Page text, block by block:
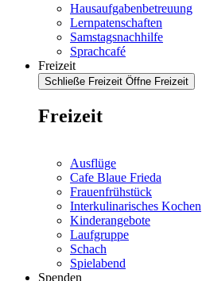
Hausaufgabenbetreuung
Lernpatenschaften
Samstagsnachhilfe
Sprachcafé
Freizeit
Schließe Freizeit Öffne Freizeit
Freizeit
Ausflüge
Cafe Blaue Frieda
Frauenfrühstück
Interkulinarisches Kochen
Kinderangebote
Laufgruppe
Schach
Spielabend
Spenden